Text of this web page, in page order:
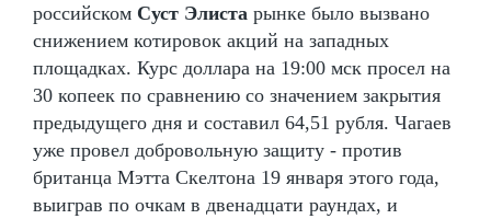
российском Суст Элиста рынке было вызвано
снижением котировок акций на западных
площадках. Курс доллара на 19:00 мск просел на
30 копеек по сравнению со значением закрытия
предыдущего дня и составил 64,51 рубля. Чагаев
уже провел добровольную защиту - против
британца Мэтта Скелтона 19 января этого года,
выиграв по очкам в двенадцати раундах, и